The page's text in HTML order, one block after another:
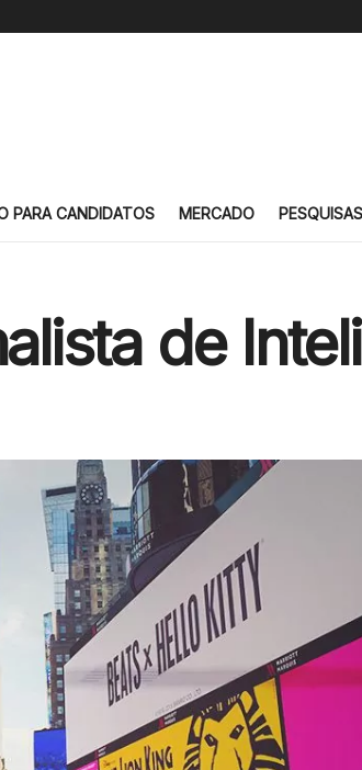
PARA CANDIDATOS MERCADO PESQUISAS
de